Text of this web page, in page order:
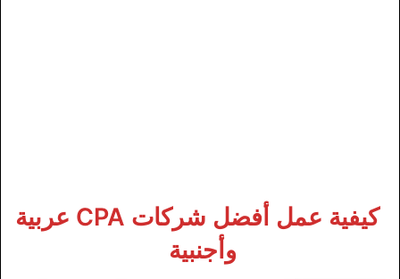
كيفية عمل أفضل شركات CPA عربية
وأجنبية